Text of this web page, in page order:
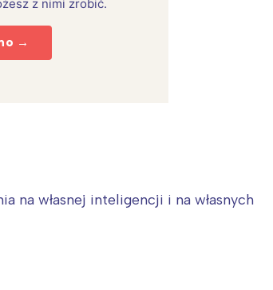
z nimi zrobić.
→
na własnej inteligencji i na własnych